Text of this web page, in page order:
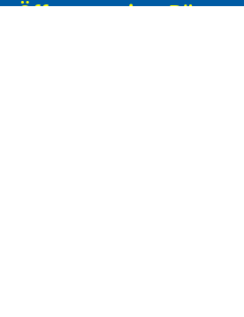
Öffnungszeiten